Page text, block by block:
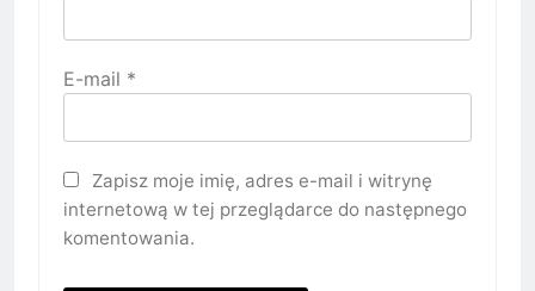
E-mail *
Zapisz moje imię, adres e-mail i witrynę
internetową w tej przeglądarce do następnego
komentowania.